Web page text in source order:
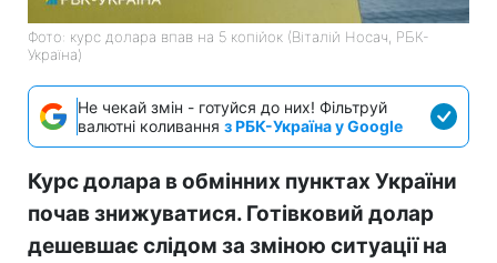
Фото: курс долара впав на 5 копійок (Віталій Носач, РБК-
Україна)
Не чекай змін - готуйся до них! Фільтруй
валютні коливання з РБК-Україна у Google
Курс долара в обмінних пунктах України
почав знижуватися. Готівковий долар
дешевшає слідом за зміною ситуації на